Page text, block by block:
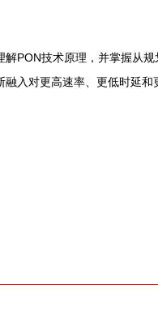
PON技术原理，并掌握从
入对更高速率、更低时延和